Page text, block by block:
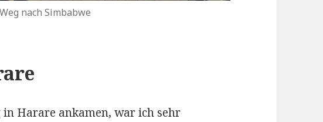
nach Simbabwe
Harare ankamen, war ich sehr